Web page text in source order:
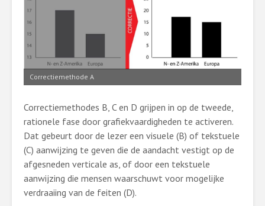
Correctiemethode A
Correctiemethodes B, C en D grijpen in op de tweede,
rationele fase door grafiekvaardigheden te activeren.
Dat gebeurt door de lezer een visuele (B) of tekstuele
(C) aanwijzing te geven die de aandacht vestigt op de
afgesneden verticale as, of door een tekstuele
aanwijzing die mensen waarschuwt voor mogelijke
verdraaiing van de feiten (D).